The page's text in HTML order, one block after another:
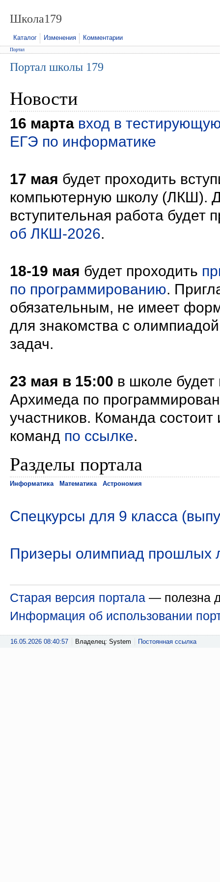
Школа179
Каталог Изменения Комментарии
Портал
Портал школы 179
Новости
16 марта вход в
ЕГЭ по информатике
17 мая будет проходить
компьютерную школу (ЛКШ).
вступительная работа будет
об ЛКШ-2026.
18-19 мая будет проходить
по программированию.
обязательным, не имеет
для знакомства с
задач.
23 мая в 15:00 в школе
Архимеда по
участников. Команда состоит
команд по ссылке.
Разделы портала
Информатика Математика Астрономия
Спецкурсы для 9 класса
Призеры олимпиад прошлых
Старая версия портала — полезна
Информация об использовании
16.05.2026 08:40:57 Владелец: System Постоянная ссылка